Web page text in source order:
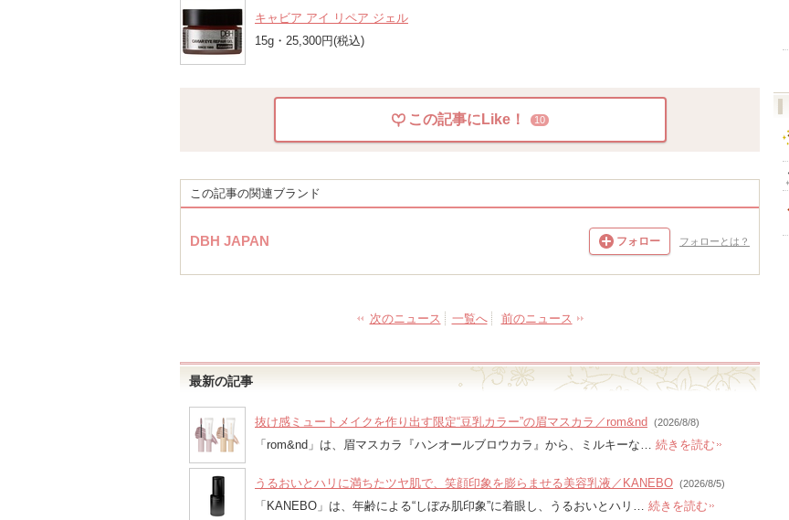
キャビア アイ リペア ジェル
15g・25,300円(税込)
この記事にLike！ 10
この記事の関連ブランド
DBH JAPAN フォロー フォローとは？
次のニュース 一覧へ 前のニュース
最新の記事
抜け感ミュートメイクを作り出す限定“豆乳カラー”の眉マスカラ／rom&nd (2026/8/8)
「rom&nd」は、眉マスカラ『ハンオールブロウカラ』から、ミルキーな… 続きを読む
うるおいとハリに満ちたツヤ肌で、笑顔印象を膨らませる美容乳液／KANEBO (2026/8/5)
「KANEBO」は、年齢による“しぼみ肌印象”に着眼し、うるおいとハリ… 続きを読む